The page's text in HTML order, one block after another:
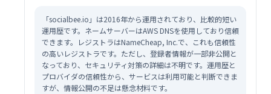
「socialbee.io」は2016年から運用されており、比較的短い
運用歴です。ネームサーバーはAWS DNSを使用しており信頼
できます。レジストラはNameCheap, Inc.で、これも信頼性
の高いレジストラです。ただし、登録者情報が一部非公開と
なっており、セキュリティ対策の詳細は不明です。運用歴と
プロバイダの信頼性から、サービスは利用可能と判断できま
すが、情報公開の不足は懸念材料です。